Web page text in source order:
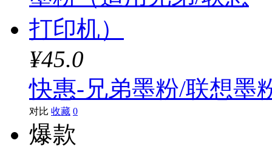
¥45.0
快惠-兄弟墨粉/联想墨
对比 收藏 0
爆款